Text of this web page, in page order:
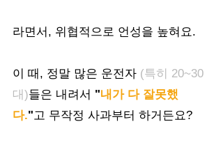
라면서, 위협적으로 언성을 높혀요.
이 때, 정말 많은 운전자 (특히 20~30
대)들은 내려서 "내가 다 잘못했
다."고 무작정 사과부터 하거든요?